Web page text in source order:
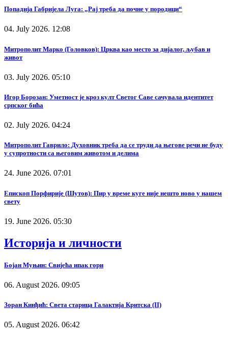
Попадија Габријела Луга: „Рај треба да почне у породици“
04. July 2026. 12:08
Митрополит Марко (Головков): Црква као место за дијалог, љубав и
живот
03. July 2026. 05:10
Игор Борозан: Уметност је кроз култ Светог Саве сачувала идентитет
српског бића
02. July 2026. 04:24
Митрополит Гаврило: Духовник треба да се труди да његове речи не буду
у супротности са његовим животом и делима
24. June 2026. 07:01
Епископ Порфирије (Шутов): Пир у време куге није нешто ново у нашем
свету
19. June 2026. 05:30
Историја и личности
Бојан Муњин: Свијећа ипак гори
06. August 2026. 09:05
Зоран Кинђић: Света старица Галактија Критска (II)
05. August 2026. 06:42